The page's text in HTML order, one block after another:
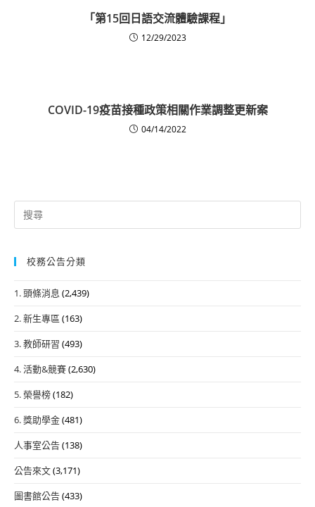
「第15回日語交流體驗課程」
12/29/2023
COVID-19疫苗接種政策相關作業調整更新案
04/14/2022
Search
for:
校務公告分類
1. 頭條消息 (2,439)
2. 新生專區 (163)
3. 教師研習 (493)
4. 活動&競賽(2,630)
5. 榮譽榜(182)
6. 獎助學金(481)
人事室公告(138)
公告來文(3,171)
圖書館公告(433)